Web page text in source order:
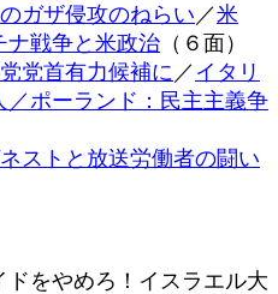
ガザ侵攻のねらい ／米
ナ戦争と米政治 （６面）
党首有力候補に ／ イタリ
／ポーランド：民主主義争
ストと放送労働者の闘い
をやめろ！イスラエル大